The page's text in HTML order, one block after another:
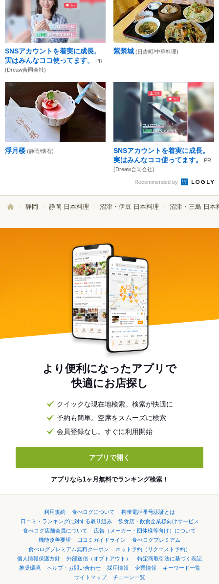
SNSアカウントを着実に成長。
実はみんなココ使ってます。
PR
(Dreaw合同会社)
紫禁城 (日吉町/中華料理)
浮月楼 (静岡/懐石)
SNSアカウントを着実に成長。
実はみんなココ使ってます。
PR
(Dreaw合同会社)
Recommended by
静岡 静岡 日本料理 沼津・伊豆 日本料理 沼津・三島 日本
より便利になったアプリで
快適にお店探し
クイックな現在地検索。検索が快適に
予約も簡単。空席をスムーズに検索
会員登録なし。すぐに利用開始
アプリで開く
アプリなら1ヶ月無料でランキング検索！
利用規約 食べログについて
携帯電話番号認証とは
口コミ・ランキングに対する取り組み
飲食店・飲食企業様向けサービス
食べログ店舗会員について
広告（メーカー・団体様等向け）について
機能改善要望
口コミガイドライン
食べログプレミアム
食べログプレミアム無料クーポン
ネット予約（リクエスト予約）
個人情報保護方針
外部送信（オプトアウト）
特定商取引法に基づく表記
推奨環境
ヘルプ・お問い合わせ 採用情報 企業情報
キーワード一覧
サイトマップ
チェーン一覧